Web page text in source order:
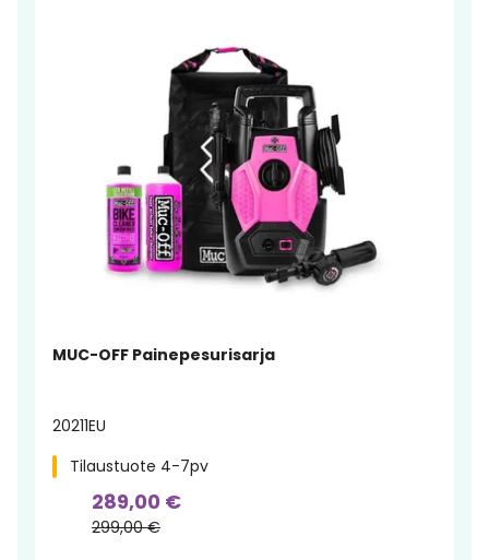
MUC-OFF Painepesurisarja
20211EU
Tilaustuote 4-7pv
289,00 €
299,00 €